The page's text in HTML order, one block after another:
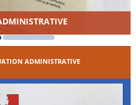
ADMINISTRATIVE